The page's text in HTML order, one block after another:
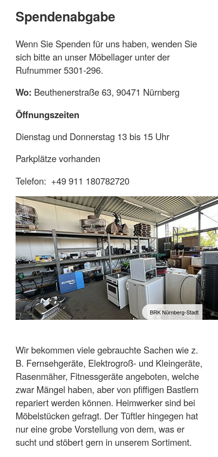
Spendenabgabe
Wenn Sie Spenden für uns haben, wenden Sie
sich bitte an unser Möbellager unter der
Rufnummer 5301-296.
Wo: Beuthenerstraße 63, 90471 Nürnberg
Öffnungszeiten
Dienstag und Donnerstag 13 bis 15 Uhr
Parkplätze vorhanden
Telefon: +49 911 180782720
BRK Nürnberg-Stadt
Wir bekommen viele gebrauchte Sachen wie z.
B. Fernsehgeräte, Elektrogroß- und Kleingeräte,
Rasenmäher, Fitnessgeräte angeboten, welche
zwar Mängel haben, aber von pfiffigen Bastlern
repariert werden können. Heimwerker sind bei
Möbelstücken gefragt. Der Tüftler hingegen hat
nur eine grobe Vorstellung von dem, was er
sucht und stöbert gern in unserem Sortiment.